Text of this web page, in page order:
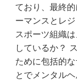
ており、最終
ーマンスとレ
スポーツ組織
しているか？
ために包括的
とでメンタル